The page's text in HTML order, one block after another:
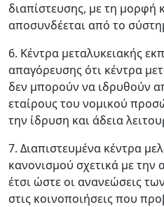
διαπίστευσης, με τη μορφή
αποσυνδέεται από το
6. Κέντρα μεταλυκειακής
απαγόρευσης ότι κέντρα
δεν μπορούν να ιδρυθούν
εταίρους του νομικού
την ίδρυση και άδεια
7. Διαπιστευμένα κέντρα
κανονισμού σχετικά με
έτσι ώστε οι ανανεώσεις
στις κοινοποιήσεις που